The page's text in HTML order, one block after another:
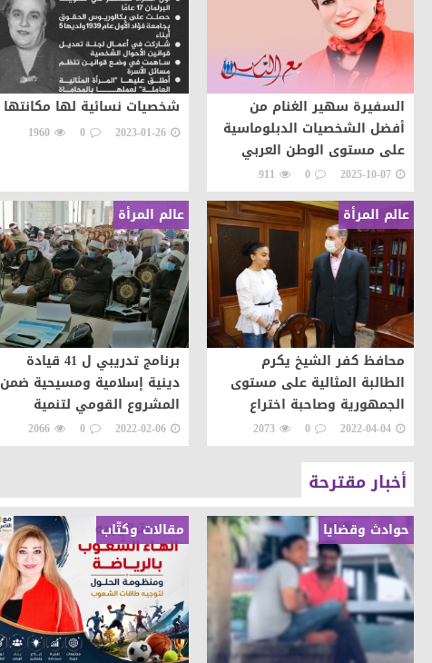
السفيرة سهير الغنام من
أفضل الشخصيات الدبلوماسية
على مستوى الوطن العربي
لعام 20252025-10-07
0
911
شخصيات نسائية لها مكانتها
2023-01-26
0
1960
عالم المرأة
محافظ كفر الشيخ يكرم
الطالبة المثالية على مستوى
الجمهورية وصاحبة اختراع
فرشاة الأسنان المطورة
2022-04-04
0
2073
عالم المرأة
برنامج تدريبي ل 41 قيادة
دينية إسلامية ومسيحية ضمن
المشروع القومي لتنمية
الأسرة المصرية بكفر الشيخ
2022-02-06
0
2066
أخبار مقترحة
حوادث وقضايا مقالات وكتّاب